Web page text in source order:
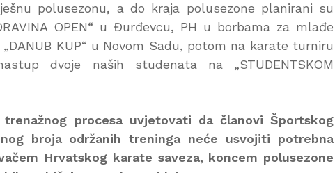
polusezonu, a do kraja polusezone planirani su
OPEN“ u Đurđevcu, PH u borbama za mlađe
KUP“ u Novom Sadu, potom na karate turniru
dvoje naših studenata na „STUDENTSKOM
procesa uvjetovati da članovi Športskog
broja održanih treninga neće usvojiti potrebna
Hrvatskog karate saveza, koncem polusezone